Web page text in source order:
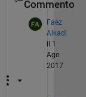
Commento
Faez
Alkadi
il 1
Ago
2017